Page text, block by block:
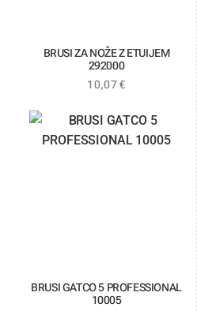
BRUSI ZA NOŽE Z ETUIJEM
292000
10,07€
BRUSI GATCO 5 PROFESSIONAL
10005